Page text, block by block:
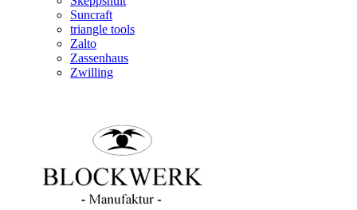
Suncraft
triangle tools
Zalto
Zassenhaus
Zwilling